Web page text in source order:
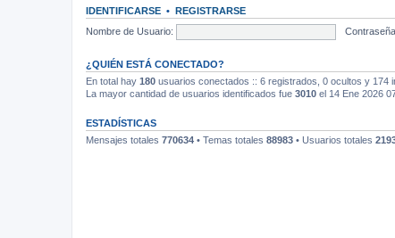
IDENTIFICARSE • REGISTRARSE
Nombre de Usuario:
¿QUIÉN ESTÁ CONECTADO?
En total hay 180 usuarios conectados :: 6 registrados, 0 ocultos y 174
La mayor cantidad de usuarios identificados fue 3010 el 14 Ene 2026
ESTADÍSTICAS
Mensajes totales 770634 • Temas totales 88983 • Usuarios totales